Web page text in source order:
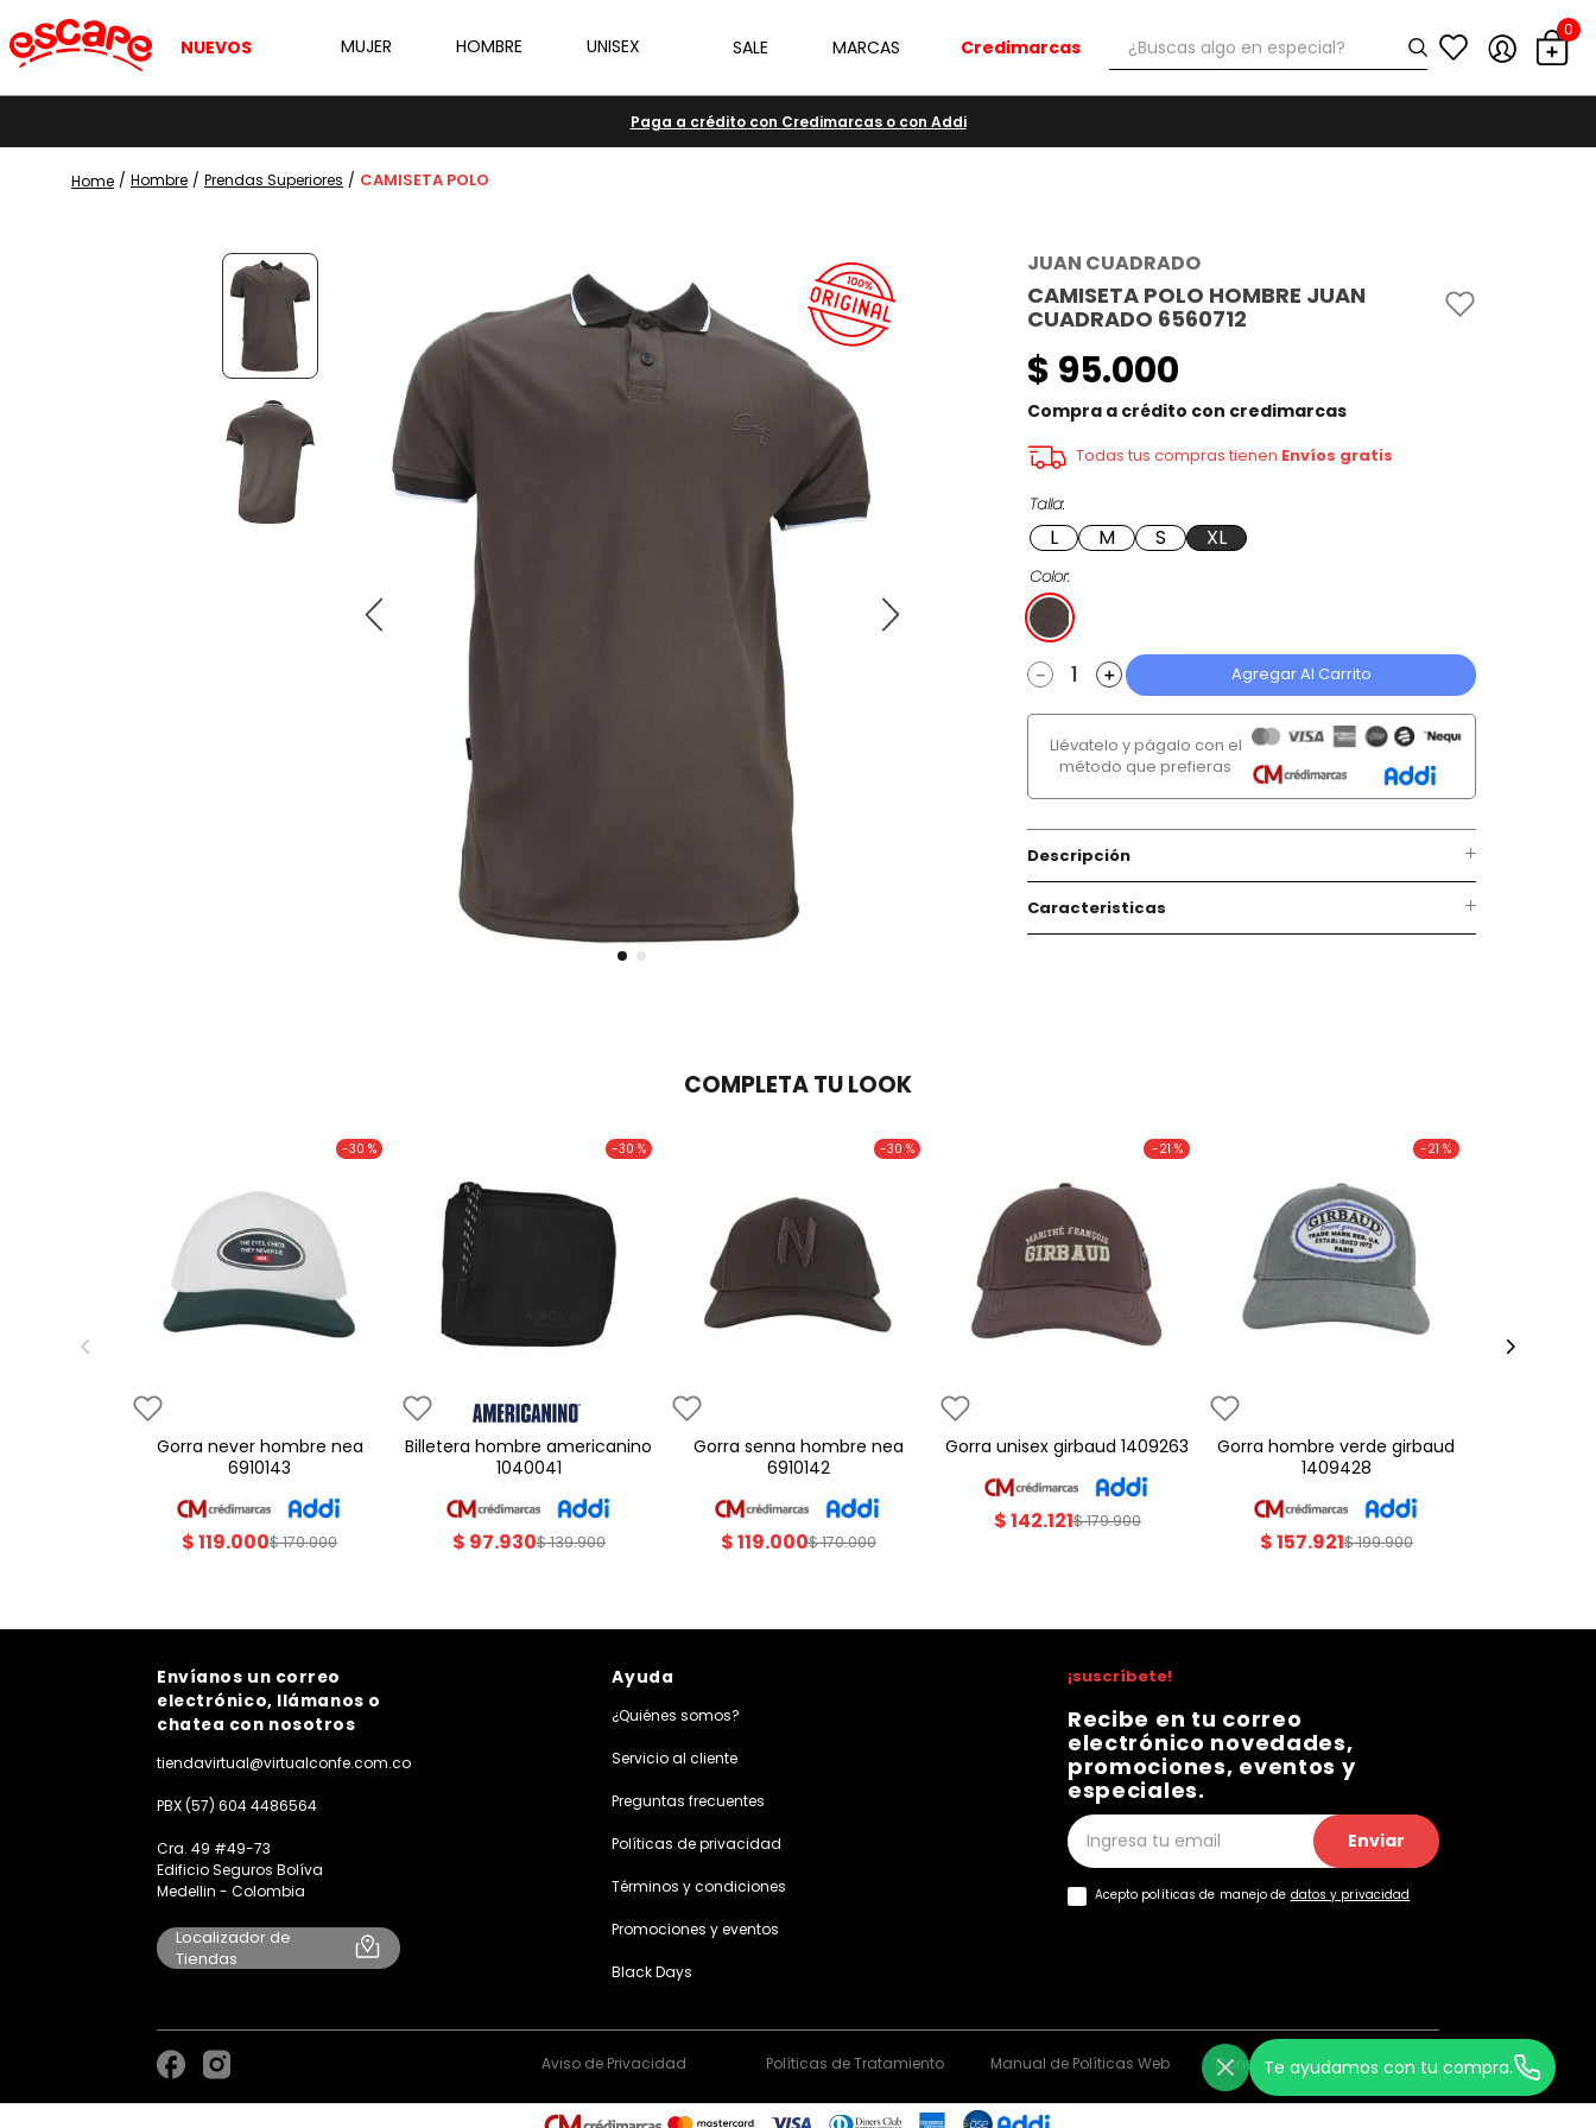
NUEVOS MUJER HOMBRE UNISEX SALE MARCAS Credimarcas ¿Buscas algo en especial? 0
Paga a crédito con Credimarcas o con Addi
Hombre Prendas Superiores CAMISETA POLO
JUAN CUADRADO
CAMISETA POLO HOMBRE JUAN
CUADRADO 6560712
$ 95.000
Compra a crédito con credimarcas
Todas tus compras tienen Envíos gratis
Talla
L M S XL
Color
＋
－ Agregar Al Carrito
Llévatelo y págalo con el
método que prefieras
Descripción
Caracteristicas
COMPLETA TU LOOK
-30 %
gorra never hombre nea
6910143
$119.000$170.000
-30 %
billetera hombre americanino
1040041
$ 97.930$139.900
-30 %
gorra senna hombre nea
6910142
$119.000$170.000
-21 %
gorra unisex girbaud 1409263
$142.121$179.900
-21 %
gorra hombre verde girbaud
1409428
$157.921$199.900
Te ayudamos con tu compra.
Envíanos un correo
electrónico, llámanos o
chatea con nosotros
tiendavirtual@virtualconfe.com.co
PBX (57) 604 4486564
Cra. 49 #49-73
Edificio Seguros Bolíva
Medellin - Colombia
Localizador de
Tiendas
Ayuda
¿Quiénes somos?
Servicio al cliente
Preguntas frecuentes
Políticas de privacidad
Términos y condiciones
Promociones y eventos
Black Days
¡suscríbete!
Recibe en tu correo
electrónico novedades,
promociones, eventos y
especiales.
Enviar
Acepto políticas de manejo de datos y privacidad
Aviso de Privacidad Políticas de Tratamiento Manual de Políticas Web Consentimiento Web